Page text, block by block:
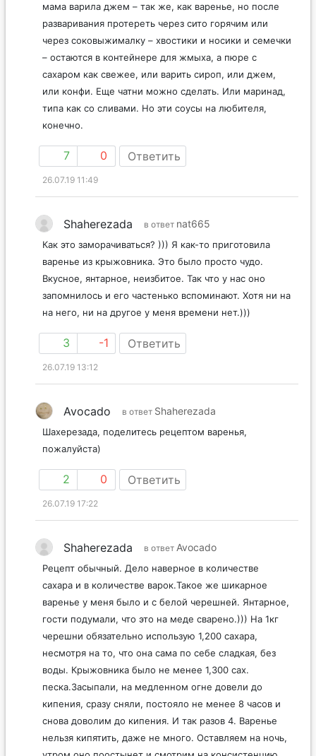
мама варила джем – так же, как варенье, но после
разваривания протереть через сито горячим или
через соковыжималку – хвостики и носики и семечки
– остаются в контейнере для жмыха, а пюре с
сахаром как свежее, или варить сироп, или джем,
или конфи. Еще чатни можно сделать. Или маринад,
типа как со сливами. Но эти соусы на любителя,
конечно.
7 0 Ответить
26.07.19 11:49
Shaherezada в ответ nat665
Как это заморачиваться? ))) Я как-то приготовила
варенье из крыжовника. Это было просто чудо.
Вкусное, янтарное, неизбитое. Так что у нас оно
запомнилось и его частенько вспоминают. Хотя ни на
на него, ни на другое у меня времени нет.)))
3 -1 Ответить
26.07.19 13:12
Avocado в ответ Shaherezada
Шахерезада, поделитесь рецептом варенья,
пожалуйста)
2 0 Ответить
26.07.19 17:22
Shaherezada в ответ Avocado
Рецепт обычный. Дело наверное в количестве
сахара и в количестве варок.Такое же шикарное
варенье у меня было и с белой черешней. Янтарное,
гости подумали, что это на меде сварено.))) На 1кг
черешни обязательно использую 1,200 сахара,
несмотря на то, что она сама по себе сладкая, без
воды. Крыжовника было не менее 1,300 сах.
песка.Засыпали, на медленном огне довели до
кипения, сразу сняли, постояло не менее 8 часов и
снова доволим до кипения. И так разов 4. Варенье
нельзя кипятить, даже не много. Оставляем на ночь,